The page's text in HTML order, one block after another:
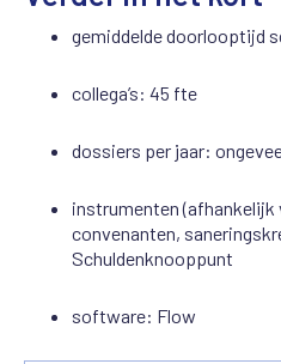
gemiddelde doorlooptijd
collega’s: 45 fte
dossiers per jaar:
instrumenten (afhankelijk
convenanten,
Schuldenknooppunt
software: Flow